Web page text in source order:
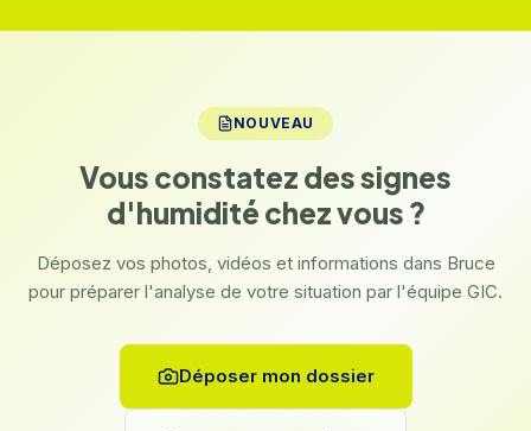
NOUVEAU
Vous constatez des signes
d'humidité chez vous ?
Déposez vos photos, vidéos et informations dans Bruce
pour préparer l'analyse de votre situation par l'équipe GIC.
Déposer mon dossier